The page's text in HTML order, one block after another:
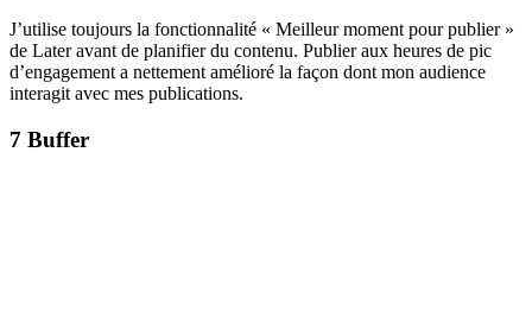
J’utilise toujours la fonctionnalité « Meilleur moment pour publier »
de Later avant de planifier du contenu. Publier aux heures de pic
d’engagement a nettement amélioré la façon dont mon audience
interagit avec mes publications.
7 Buffer